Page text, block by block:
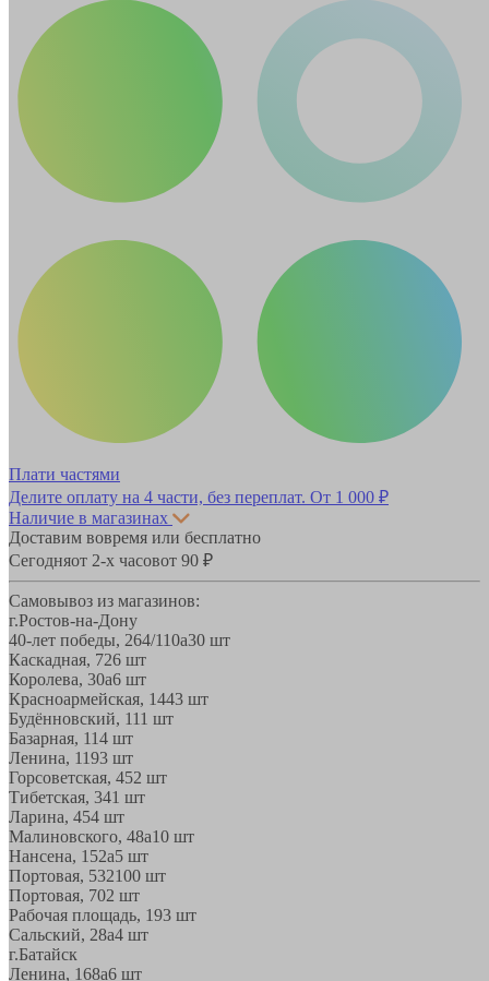
Плати частями
Делите оплату на 4 части, без переплат. От 1 000 ₽
Наличие в магазинах
Доставим вовремя или бесплатно
Сегодняот 2-х часовот 90 ₽
Самовывоз из магазинов:
г.Ростов-на-Дону
40-лет победы, 264/110а30 шт
Каскадная, 726 шт
Королева, 30а6 шт
Красноармейская, 1443 шт
Будённовский, 111 шт
Базарная, 114 шт
Ленина, 1193 шт
Горсоветская, 452 шт
Тибетская, 341 шт
Ларина, 454 шт
Малиновского, 48а10 шт
Нансена, 152а5 шт
Портовая, 532100 шт
Портовая, 702 шт
Рабочая площадь, 193 шт
Сальский, 28a4 шт
г.Батайск
Ленина, 168а6 шт